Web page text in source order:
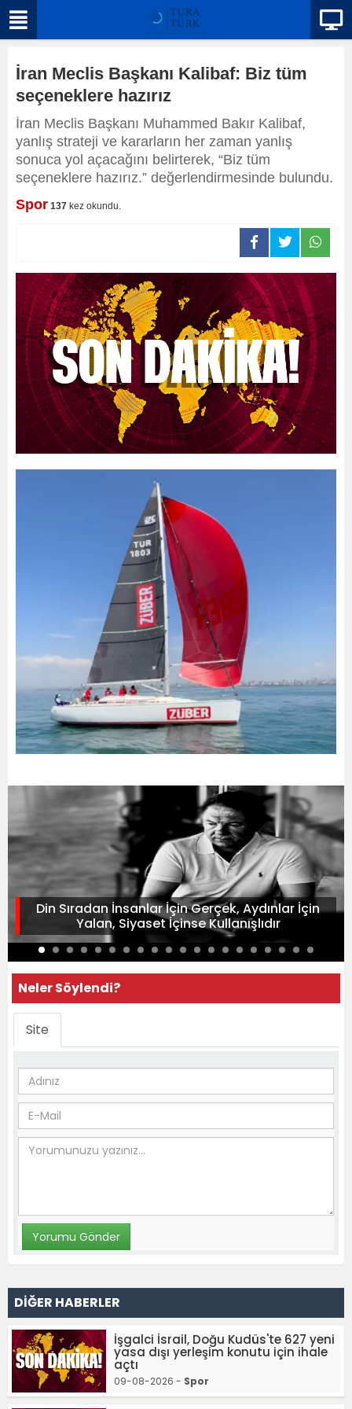
İran Meclis Başkanı Kalibaf: Biz tüm
seçeneklere hazırız
İran Meclis Başkanı Muhammed Bakır Kalibaf,
yanlış strateji ve kararların her zaman yanlış
sonuca yol açacağını belirterek, “Biz tüm
seçeneklere hazırız.” değerlendirmesinde bulundu.
Spor 137 kez okundu.
Din Sıradan İnsanlar İçin Gerçek, Aydınlar İçin
Yalan, Siyaset İçinse Kullanışlıdır
Neler Söylendi?
Site
DİĞER HABERLER
İşgalci İsrail, Doğu Kudüs'te 627 yeni
yasa dışı yerleşim konutu için ihale
açtı
09-08-2026 - Spor